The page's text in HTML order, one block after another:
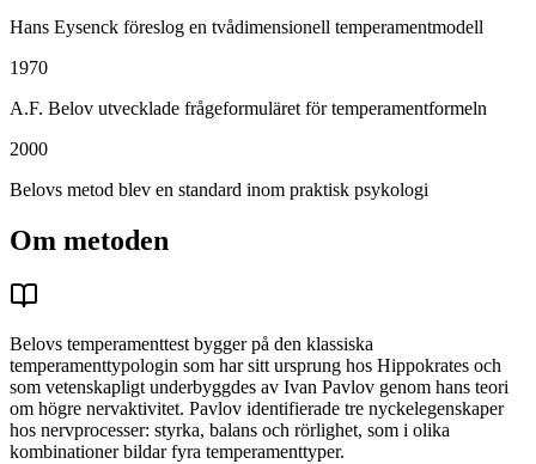
Hans Eysenck föreslog en tvådimensionell temperamentmodell
1970
A.F. Belov utvecklade frågeformuläret för temperamentformeln
2000
Belovs metod blev en standard inom praktisk psykologi
Om metoden
Belovs temperamenttest bygger på den klassiska
temperamenttypologin som har sitt ursprung hos Hippokrates och
som vetenskapligt underbyggdes av Ivan Pavlov genom hans teori
om högre nervaktivitet. Pavlov identifierade tre nyckelegenskaper
hos nervprocesser: styrka, balans och rörlighet, som i olika
kombinationer bildar fyra temperamenttyper.